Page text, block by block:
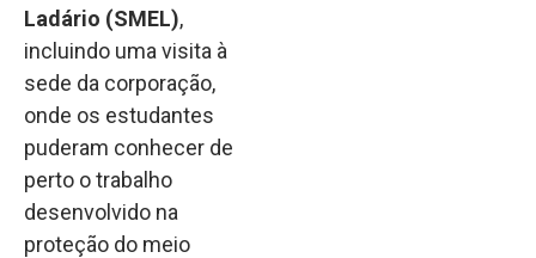
Ladário (SMEL),
incluindo uma visita à
sede da corporação,
onde os estudantes
puderam conhecer de
perto o trabalho
desenvolvido na
proteção do meio